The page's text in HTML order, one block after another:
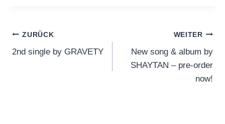
Beitragsnavigation
ZURÜCK
2nd single by GRAVETY
WEITER
New song & album by
SHAYTAN – pre-order
now!